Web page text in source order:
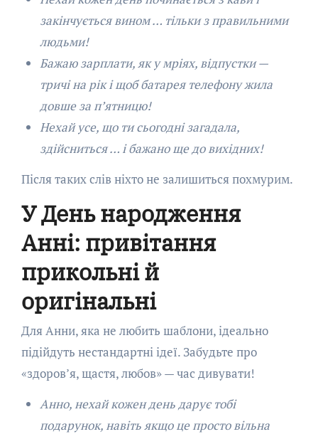
закінчується вином … тільки з правильними
людьми!
Бажаю зарплати, як у мріях, відпустки —
тричі на рік і щоб батарея телефону жила
довше за п’ятницю!
Нехай усе, що ти сьогодні загадала,
здійсниться … і бажано ще до вихідних!
Після таких слів ніхто не залишиться похмурим.
У День народження
Анні: привітання
прикольні й
оригінальні
Для Анни, яка не любить шаблони, ідеально
підійдуть нестандартні ідеї. Забудьте про
«здоров’я, щастя, любов» — час дивувати!
Анно, нехай кожен день дарує тобі
подарунок, навіть якщо це просто вільна